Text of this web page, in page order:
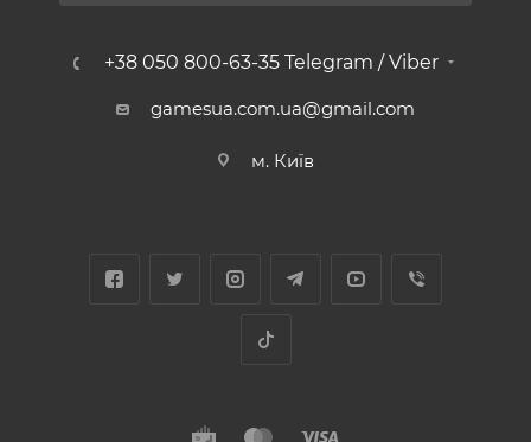
+38 050 800-63-35 Telegram / Viber
gamesua.com.ua@gmail.com
м. Київ